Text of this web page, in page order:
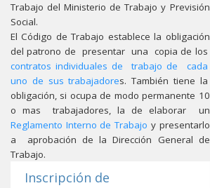
Trabajo del Ministerio de Trabajo y Previsión
Social.
El Código de Trabajo establece la obligación
del patrono de presentar una copia de los
contratos individuales de trabajo de cada
uno de sus trabajadores. También tiene la
obligación, si ocupa de modo permanente 10
o mas trabajadores, la de elaborar un
Reglamento Interno de Trabajo y presentarlo
a aprobación de la Dirección General de
Trabajo.
Inscripción de